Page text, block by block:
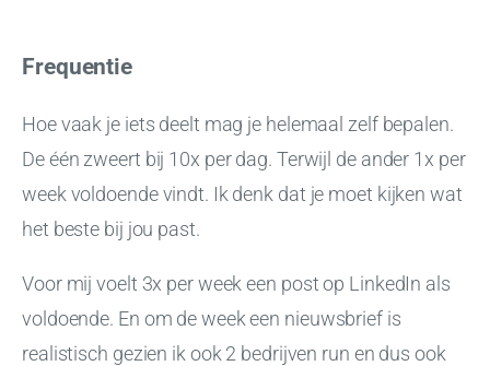
Frequentie
Hoe vaak je iets deelt mag je helemaal zelf bepalen.
De één zweert bij 10x per dag. Terwijl de ander 1x per
week voldoende vindt. Ik denk dat je moet kijken wat
het beste bij jou past.
Voor mij voelt 3x per week een post op LinkedIn als
voldoende. En om de week een nieuwsbrief is
realistisch gezien ik ook 2 bedrijven run en dus ook